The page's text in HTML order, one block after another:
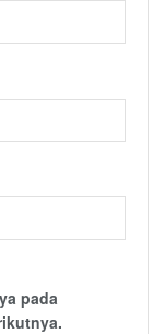
pada